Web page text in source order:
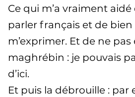
Ce qui m’a vraiment aidé
parler français et de bien
m’exprimer. Et de ne
maghrébin : je pouvais
d’ici.
Et puis la débrouille : par